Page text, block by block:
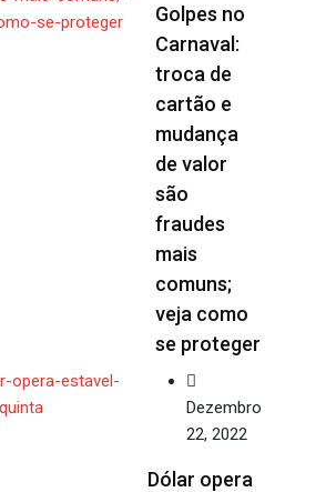
Golpes no
Carnaval:
troca de
cartão e
mudança
de valor
são
fraudes
mais
comuns;
veja como
se proteger
Dezembro
22, 2022
Dólar opera